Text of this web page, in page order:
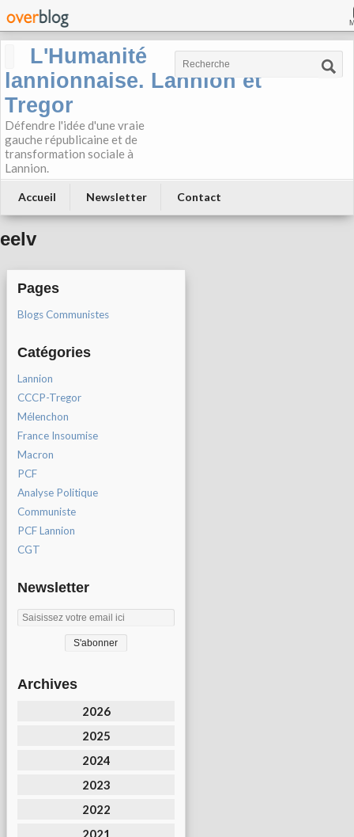
L'Humanité
lannionnaise. Lannion et
Tregor
Défendre l'idée d'une vraie
gauche républicaine et de
transformation sociale à
Lannion.
Accueil Newsletter Contact
eelv
Pages
Blogs Communistes
Catégories
Lannion
CCCP-Tregor
Mélenchon
France Insoumise
Macron
PCF
Analyse Politique
Communiste
PCF Lannion
CGT
Newsletter
Archives
2026
2025
2024
2023
2022
2021